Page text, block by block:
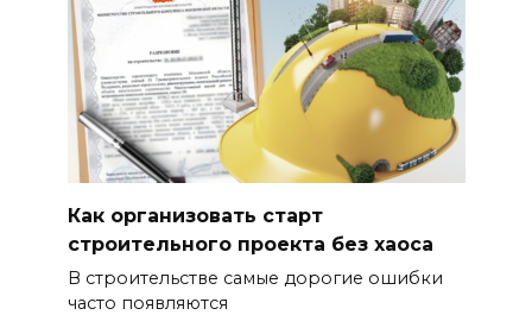
Как организовать старт
строительного проекта без хаоса
В строительстве самые дорогие ошибки
часто появляются